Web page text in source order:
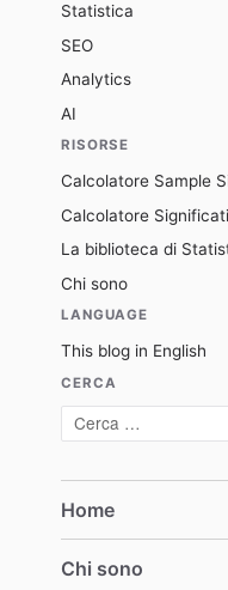
Statistica
SEO
Analytics
AI
RISORSE
Calcolatore Sample
Calcolatore
La biblioteca di
Chi sono
LANGUAGE
This blog in English
CERCA
Cerca:
Home
Chi sono